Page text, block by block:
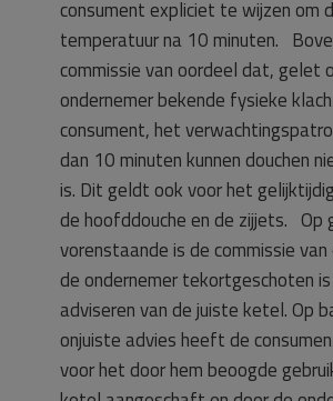
consument expliciet te wijzen om
temperatuur na 10 minuten.
commissie van oordeel dat, gelet
ondernemer bekende fysieke
consument, het
dan 10 minuten kunnen douchen
is. Dit geldt ook voor het
de hoofddouche en de zijjets. Op
vorenstaande is de commissie
de ondernemer tekortgeschoten
adviseren van de juiste ketel. Op
onjuiste advies heeft de
voor het door hem beoogde